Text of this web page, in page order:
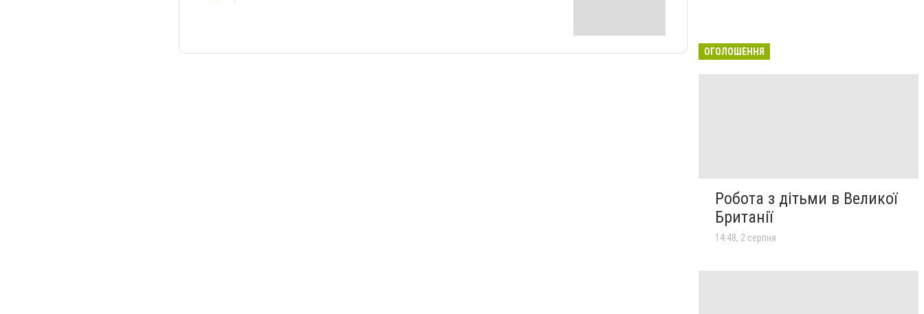
ОГОЛОШЕННЯ
Робота з дітьми в Великої
Британії
14:48, 2 серпня